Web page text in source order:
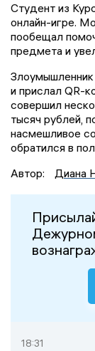
Студент из
онлайн-игре.
пообещал
предмета и
и прислал QR-
совершил
тысяч рублей,
насмешливое
обратился в
Автор:
Диана
18:31